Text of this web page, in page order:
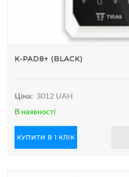
K-PAD8+ (BLACK)
Ціна: 3012 UAH
В наявності
КУПИТИ В 1 КЛІК